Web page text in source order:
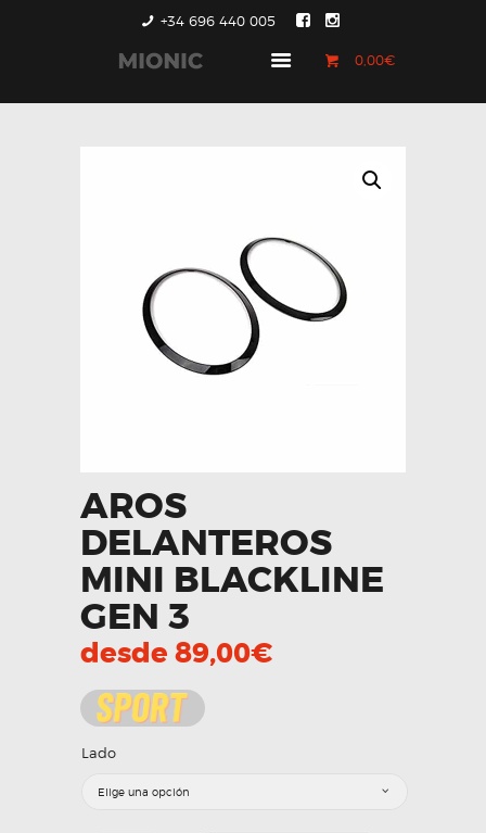
+34 696 440 005
0,00€
GENERACIÓN 1
CONTACTO
AROS
DELANTEROS
MINI BLACKLINE
GEN 3
desde 89,00€
Lado